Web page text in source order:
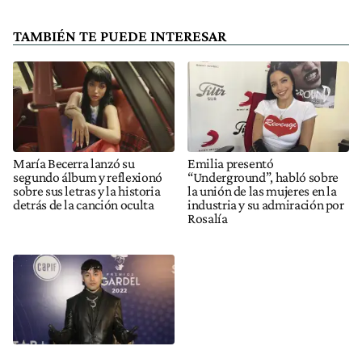
TAMBIÉN TE PUEDE INTERESAR
María Becerra lanzó su
segundo álbum y reflexionó
sobre sus letras y la historia
detrás de la canción oculta
Emilia presentó
“Underground”, habló sobre
la unión de las mujeres en la
industria y su admiración por
Rosalía